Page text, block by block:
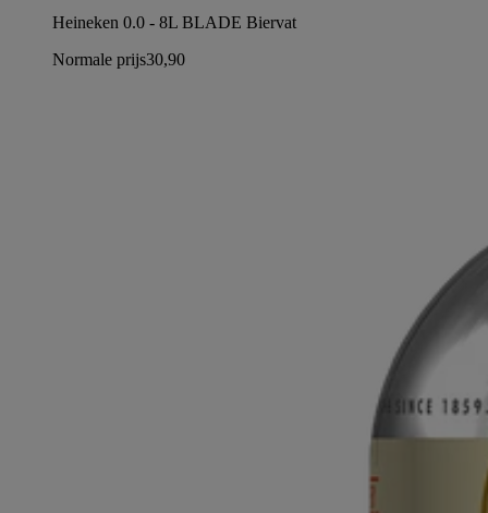
Heineken 0.0 - 8L BLADE Biervat
Normale prijs30,90